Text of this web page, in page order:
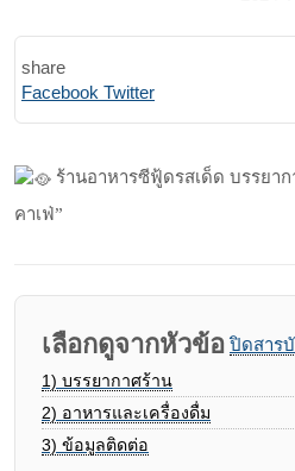
share
Facebook TwitterPrint
Share
ร้านอาหารซีฟู้ดรสเด็ด บรรยา
คาเฟ่”
เลือกดูจากหัวข้อ ปิดสาร
1) บรรยากาศร้าน
2) อาหารและเครื่องดื่ม
3) ข้อมูลติดต่อ